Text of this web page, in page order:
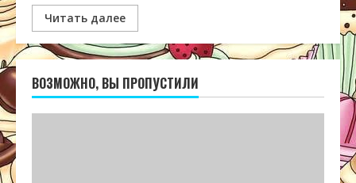
Читать далее
ВОЗМОЖНО, ВЫ ПРОПУСТИЛИ